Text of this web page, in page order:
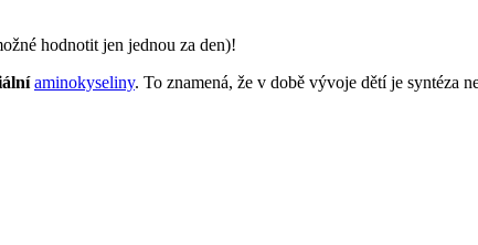
hodnotit jen jednou za den)!
aminokyseliny. To znamená, že v době vývoje dětí je syntéza